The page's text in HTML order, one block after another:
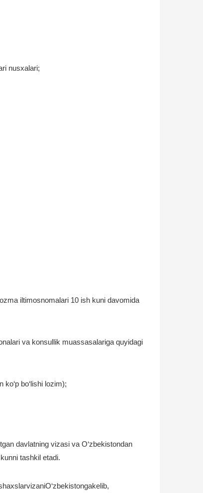
nusxalari;
iltimosnomalari 10 ish kuni davomida
va konsullik muassasalariga quyidagi
bo‘lishi lozim);
davlatning vizasi va O‘zbekistondan
tashkil etadi.